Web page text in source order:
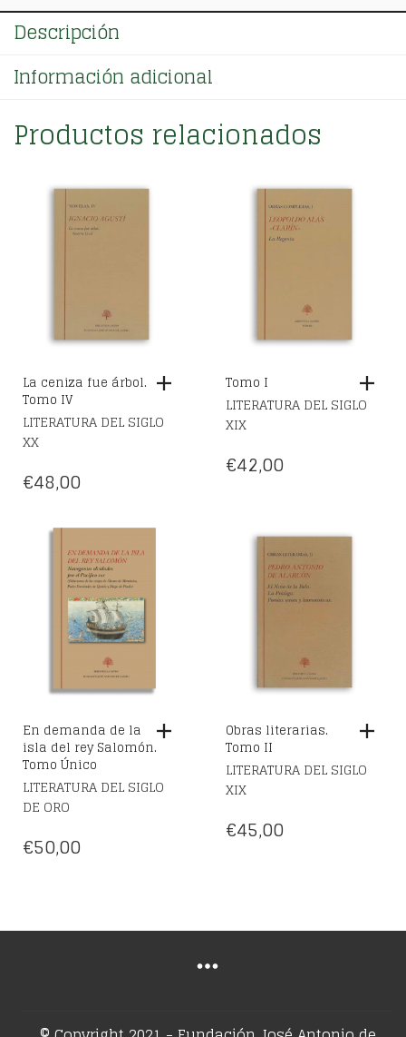
Descripción
Información adicional
Productos relacionados
La ceniza fue árbol.
Tomo IV
LITERATURA DEL SIGLO
XX
€48,00
Tomo I
LITERATURA DEL SIGLO
XIX
€42,00
En demanda de la
isla del rey Salomón.
Tomo Único
LITERATURA DEL SIGLO
DE ORO
€50,00
Obras literarias.
Tomo II
LITERATURA DEL SIGLO
XIX
€45,00